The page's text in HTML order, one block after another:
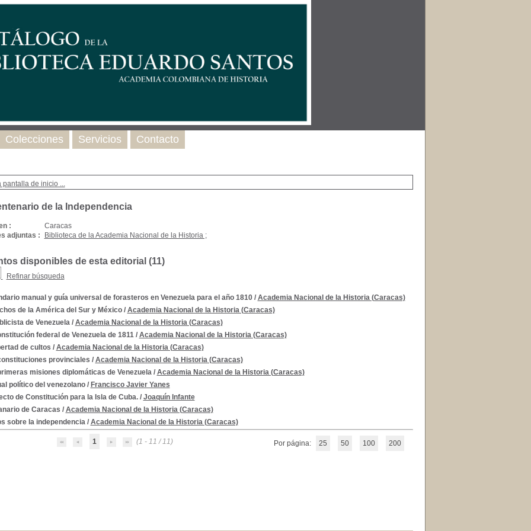
pantalla de inicio ...
de la Independencia
:
Caracas
adjuntas :
Biblioteca de la Academia Nacional de la Historia ;
disponibles de esta editorial (11)
Refinar búsqueda
manual y guía universal de forasteros en Venezuela para el año 1810/ Academia Nacional de la Historia (Caracas)
de la América del Sur y México/ Academia Nacional de la Historia (Caracas)
de Venezuela/ Academia Nacional de la Historia (Caracas)
federal de Venezuela de 1811/ Academia Nacional de la Historia (Caracas)
de cultos / Academia Nacional de la Historia (Caracas)
provinciales / Academia Nacional de la Historia (Caracas)
misiones diplomáticas de Venezuela/ Academia Nacional de la Historia (Caracas)
político del venezolano/ Francisco Javier Yanes
de Constitución para la Isla de Cuba./ Joaquín Infante
de Caracas / Academia Nacional de la Historia (Caracas)
sobre la independencia/ Academia Nacional de la Historia (Caracas)
1 (1 - 11 / 11) Por página: 25 50 100 200
Colecciones Servicios Contacto
-- 1810-1821